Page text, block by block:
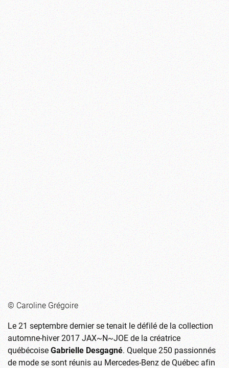
© Caroline Grégoire
Le 21 septembre dernier se tenait le défilé de la collection
automne-hiver 2017 JAX~N~JOE de la créatrice
québécoiseGabrielle Desgagné. Quelque 250 passionnés
de mode se sont réunis au Mercedes-Benz de Québec afin